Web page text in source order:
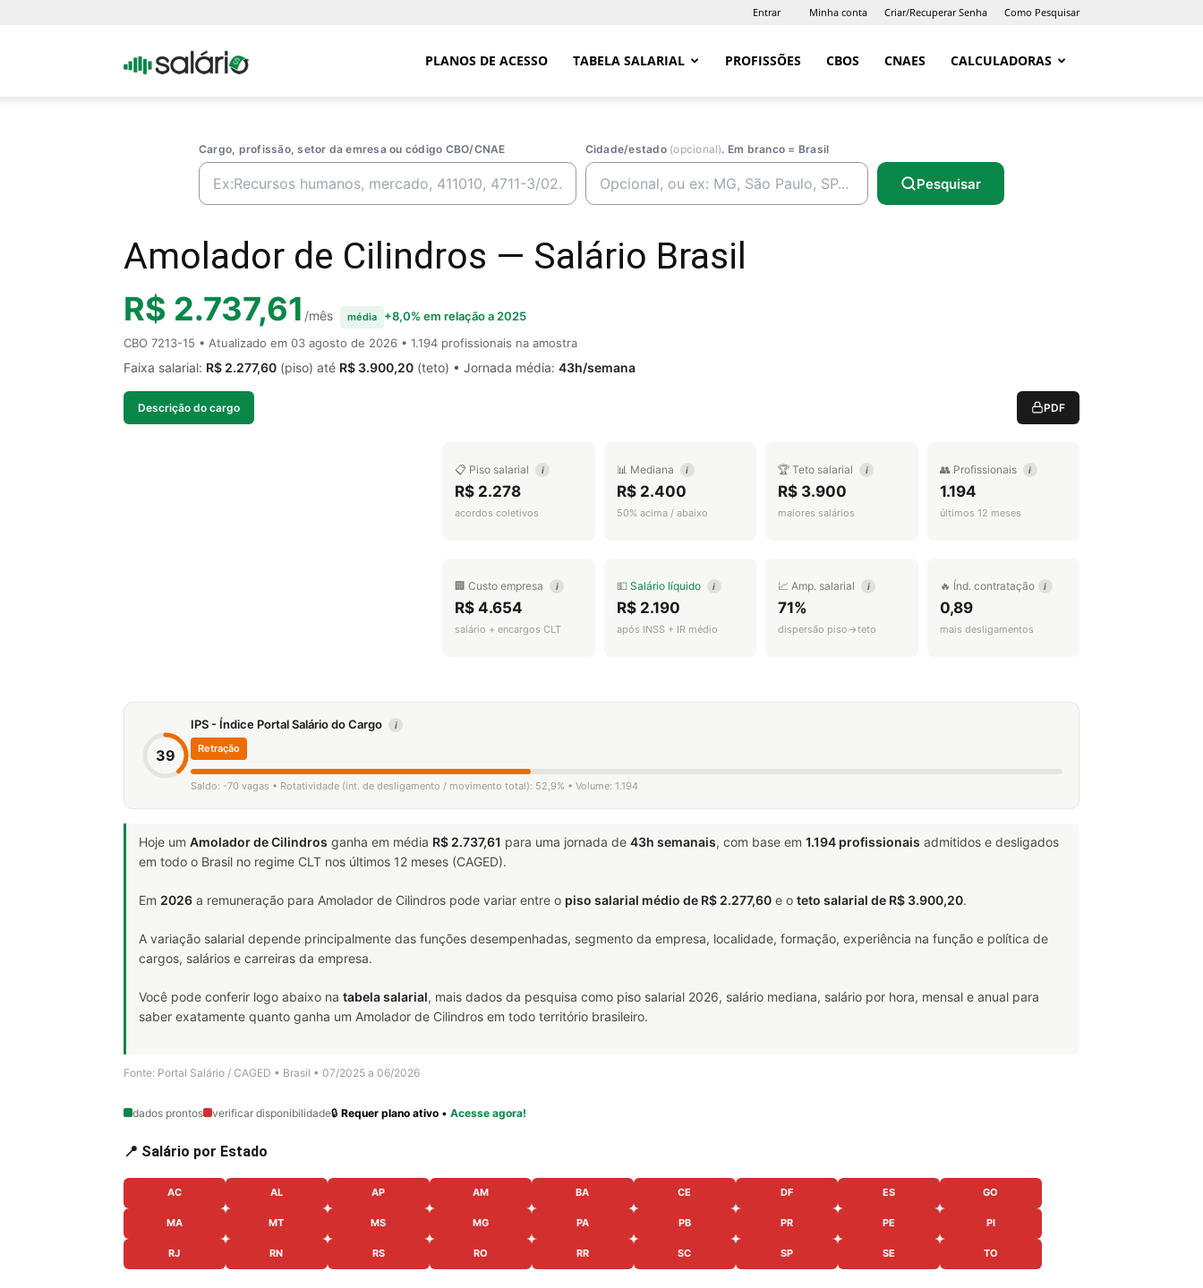
Entrar Minha conta Criar/Recuperar Senha Como Pesquisar
Portal PLANOS DE ACESSO TABELA SALARIAL PROFISSÕES CBOS CNAES CALCULADORAS
Cargo, profissão, setor da emresa ou código CBO/CNAE Cidade/estado (opcional). Em branco = Brasil
Pesquisar
Amolador de Cilindros — Salário Brasil
R$ 2.737,61 /mês média
+8,0% em relação a 2025
CBO 7213-15 • Atualizado em 03 agosto de 2026 • 1.194 profissionais na amostra
Faixa salarial: R$ 2.277,60 (piso) até R$ 3.900,20 (teto) • Jornada média: 43h/semana
Descrição do cargo PDF
📋 Piso salarial i
R$ 2.278
acordos coletivos
📊 Mediana i
R$ 2.400
50% acima / abaixo
🏆 Teto salarial i
R$ 3.900
maiores salários
👥 Profissionais i
1.194
últimos 12 meses
🏢 Custo empresa i
R$ 4.654
salário + encargos CLT
💵 Salário líquido i
R$ 2.190
após INSS + IR médio
📈 Amp. salarial i
71%
dispersão piso→teto
🔥 Índ. contratação i
0,89
mais desligamentos
39
IPS - Índice Portal Salário do Cargo i
Retração
Saldo: -70 vagas • Rotatividade (int. de desligamento / movimento total): 52,9% • Volume: 1.194
Hoje um Amolador de Cilindros ganha em média R$ 2.737,61 para uma jornada de 43h semanais, com base em 1.194 profissionais admitidos e desligados
em todo o Brasil no regime CLT nos últimos 12 meses (CAGED).
Em 2026 a remuneração para Amolador de Cilindros pode variar entre o piso salarial médio de R$ 2.277,60 e o teto salarial de R$ 3.900,20.
A variação salarial depende principalmente das funções desempenhadas, segmento da empresa, localidade, formação, experiência na função e política de
cargos, salários e carreiras da empresa.
Você pode conferir logo abaixo na tabela salarial, mais dados da pesquisa como piso salarial 2026, salário mediana, salário por hora, mensal e anual para
saber exatamente quanto ganha um Amolador de Cilindros em todo território brasileiro.
Fonte: Portal Salário / CAGED • Brasil • 07/2025 a 06/2026
dados prontos verificar disponibilidade🔒 Requer plano ativo • Acesse agora!
📍 Salário por Estado
AC AL AP AM BA CE DF ES GO
MA MT MS MG PA PB PR PE PI
RJ RN RS RO RR SC SP SE TO